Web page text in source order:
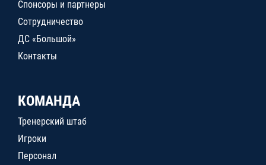
Спонсоры и партнеры
Сотрудничество
ДС «Большой»
Контакты
КОМАНДА
Тренерский штаб
Игроки
Персонал